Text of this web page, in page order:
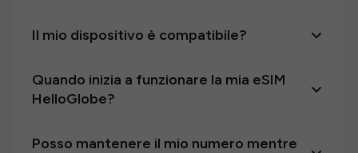
Il mio dispositivo è compatibile?
Quando inizia a funzionare la mia eSIM
HelloGlobe?
Posso mantenere il mio numero mentre